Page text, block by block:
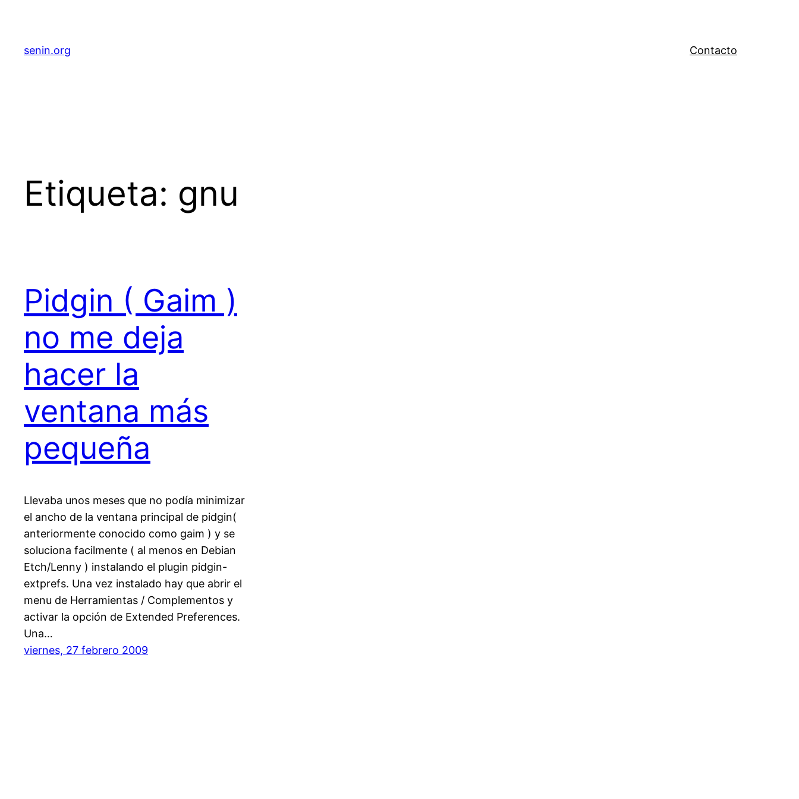
senin.org Contacto
Etiqueta: gnu
Pidgin ( Gaim )
no me deja
hacer la
ventana más
pequeña
Llevaba unos meses que no podía minimizar
el ancho de la ventana principal de pidgin(
anteriormente conocido como gaim ) y se
soluciona facilmente ( al menos en Debian
Etch/Lenny ) instalando el plugin pidgin-
extprefs. Una vez instalado hay que abrir el
menu de Herramientas / Complementos y
activar la opción de Extended Preferences.
Una…
viernes, 27 febrero 2009